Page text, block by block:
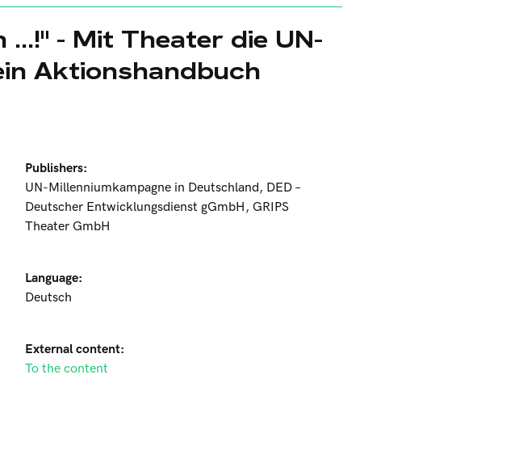
- Mit Theater die UN-
Aktionshandbuch
Publishers:
UN-Millenniumkampagne in Deutschland, DED –
Deutscher Entwicklungsdienst gGmbH, GRIPS
Theater GmbH
Language:
Deutsch
External content:
To the content